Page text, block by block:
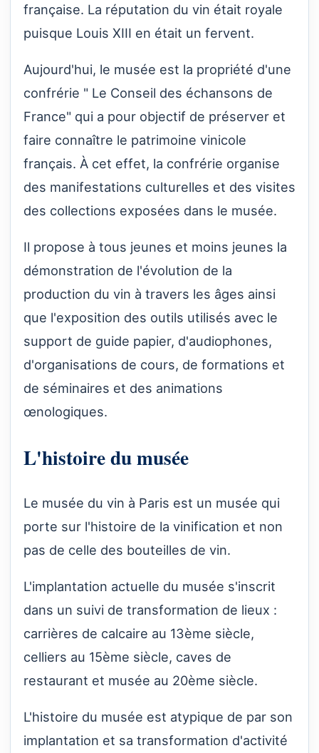
française. La réputation du vin était royale
puisque Louis XIII en était un fervent.
Aujourd'hui, le musée est la propriété d'une
confrérie " Le Conseil des échansons de
France" qui a pour objectif de préserver et
faire connaître le patrimoine vinicole
français. À cet effet, la confrérie organise
des manifestations culturelles et des visites
des collections exposées dans le musée.
Il propose à tous jeunes et moins jeunes la
démonstration de l'évolution de la
production du vin à travers les âges ainsi
que l'exposition des outils utilisés avec le
support de guide papier, d'audiophones,
d'organisations de cours, de formations et
de séminaires et des animations
œnologiques.
L'histoire du musée
Le musée du vin à Paris est un musée qui
porte sur l'histoire de la vinification et non
pas de celle des bouteilles de vin.
L'implantation actuelle du musée s'inscrit
dans un suivi de transformation de lieux :
carrières de calcaire au 13ème siècle,
celliers au 15ème siècle, caves de
restaurant et musée au 20ème siècle.
L'histoire du musée est atypique de par son
implantation et sa transformation d'activité